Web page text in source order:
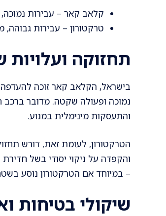
קלאב קאר – עבירות
טרקטורון – עבירות
תחזוקה ועלויות
בישראל, הקלאב קאר זוכה להעדפה
נמוכה ופעולה שקטה. מדובר
והתעסקות מינימלית במנוע.
הטרקטורון, לעומת זאת, דורש
והקפדה על ניקוי יסודי בשל
– במיוחד אם הטרקטורון נוסע
שיקולי בטיחות